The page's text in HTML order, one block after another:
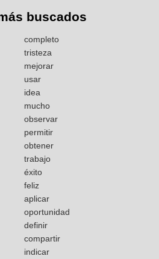
buscados
completo
tristeza
mejorar
usar
idea
mucho
observar
permitir
obtener
trabajo
éxito
feliz
aplicar
oportunidad
definir
compartir
indicar